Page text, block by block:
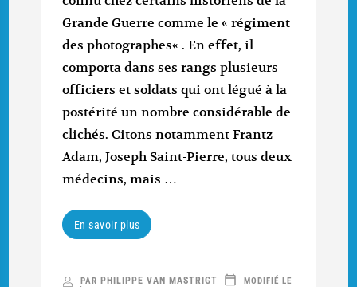
Grande Guerre comme le « régiment
des photographes« . En effet, il
comporta dans ses rangs plusieurs
officiers et soldats qui ont légué à la
postérité un nombre considérable de
clichés. Citons notamment Frantz
Adam, Joseph Saint-Pierre, tous deux
médecins, mais …
En savoir plus
PAR PHILIPPE VAN MASTRIGT
MODIFIÉ LE